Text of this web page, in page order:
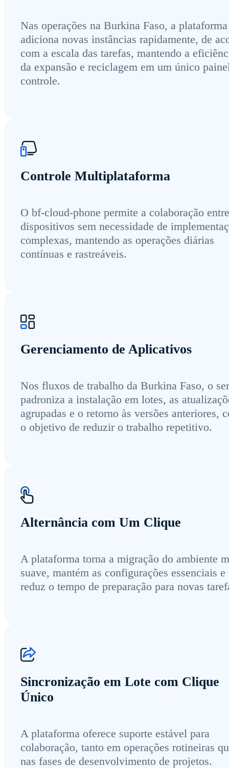
Nas operações na Burkina Faso, a plataforma
adiciona novas instâncias rapidamente, de
com a escala das tarefas, mantendo a
da expansão e reciclagem em um único
controle.
Controle Multiplataforma
O bf-cloud-phone permite a colaboração entre
dispositivos sem necessidade de
complexas, mantendo as operações diárias
contínuas e rastreáveis.
Gerenciamento de Aplicativos
Nos fluxos de trabalho da Burkina Faso, o
padroniza a instalação em lotes, as
agrupadas e o retorno às versões anteriores,
o objetivo de reduzir o trabalho repetitivo.
Alternância com Um Clique
A plataforma torna a migração do ambiente
suave, mantém as configurações essenciais e
reduz o tempo de preparação para novas
Sincronização em Lote com Clique
Único
A plataforma oferece suporte estável para
colaboração, tanto em operações rotineiras
nas fases de desenvolvimento de projetos.